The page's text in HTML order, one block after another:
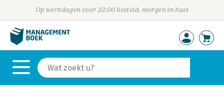
Op werkdagen voor 23:00 besteld, morgen in huis